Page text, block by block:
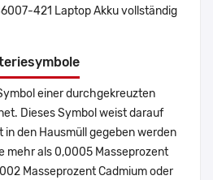
421 Laptop Akku vollständig
einer durchgekreuzten
Dieses Symbol weist darauf
in den Hausmüll gegeben werden
mehr als 0,0005 Masseprozent
Masseprozent Cadmium oder